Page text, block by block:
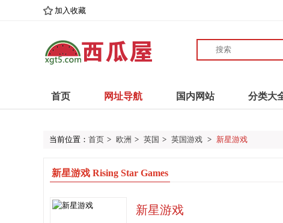
加入收藏
首页 网址导航 国内网站 分类大
当前位置： 首页 > 欧洲 > 英国 > 英国游戏 > 新星游戏
新星游戏 Rising Star Games
新星游戏